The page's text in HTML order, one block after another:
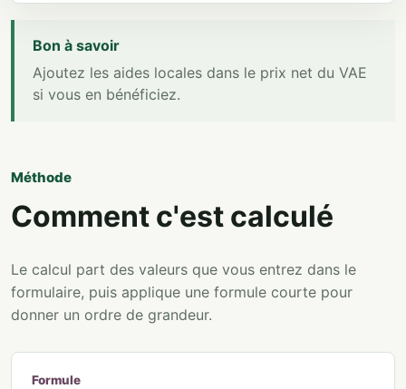
Bon à savoir
Ajoutez les aides locales dans le prix net du VAE
si vous en bénéficiez.
Méthode
Comment c'est calculé
Le calcul part des valeurs que vous entrez dans le
formulaire, puis applique une formule courte pour
donner un ordre de grandeur.
Formule